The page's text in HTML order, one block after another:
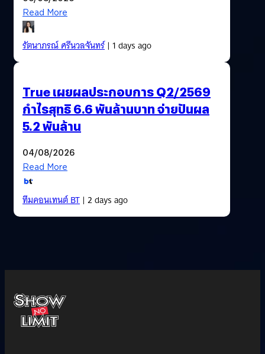
Read More
รัตนาภรณ์ ศรีนวลจันทร์| 1 days ago
True เผยผลประกอบการ Q2/2569
กำไรสุทธิ 6.6 พันล้านบาท จ่ายปันผล
5.2 พันล้าน
04/08/2026
Read More
ทีมคอนเทนต์ BT| 2 days ago